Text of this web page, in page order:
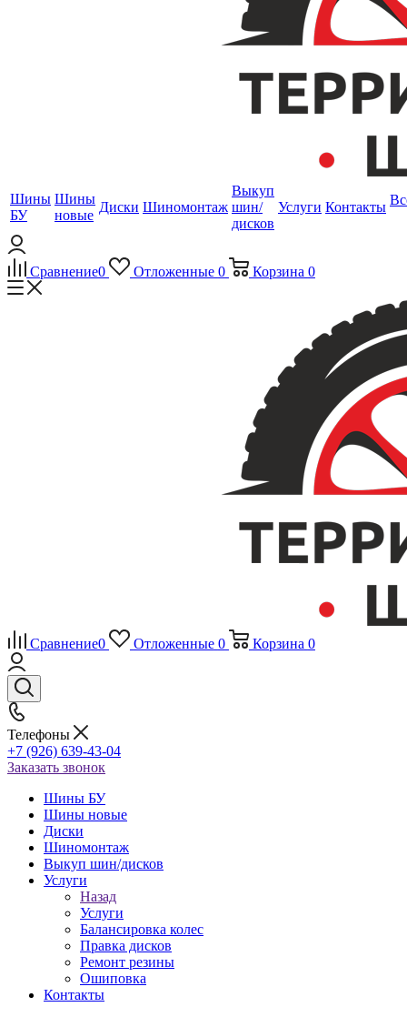
Шины
БУ
Шины
новые
Диски Шиномонтаж
Выкуп
шин/
дисков
Услуги Контакты
Сравнение0 Отложенные 0 Корзина 0
Сравнение0 Отложенные 0 Корзина 0
Телефоны
+7 (926) 639-43-04
Заказать звонок
Шины БУ
Шины новые
Диски
Шиномонтаж
Выкуп шин/дисков
Услуги
Назад
Услуги
Балансировка колес
Правка дисков
Ремонт резины
Ошиповка
Контакты